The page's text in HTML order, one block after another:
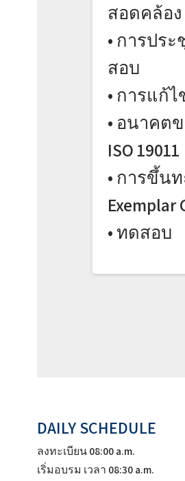
สอดคล้อง
• การปร
สอบ
• การแก้
• อนาคตข
ISO 19011
• การขึ้น
Exemplar
• ทดสอบ
DAILY SCHEDULE
ลงทะเบียน 08:00 a.m.
เริ่มอบรม เวลา 08:30 a.m.